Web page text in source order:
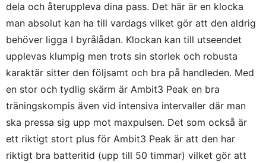
dela och återuppleva dina pass. Det här är en klocka
man absolut kan ha till vardags vilket gör att den aldrig
behöver ligga I byrålådan. Klockan kan till utseendet
upplevas klumpig men trots sin storlek och robusta
karaktär sitter den följsamt och bra på handleden. Med
en stor och tydlig skärm är Ambit3 Peak en bra
träningskompis även vid intensiva intervaller där man
ska pressa sig upp mot maxpulsen. Det som också är
ett riktigt stort plus för Ambit3 Peak är att den har
riktigt bra batteritid (upp till 50 timmar) vilket gör att